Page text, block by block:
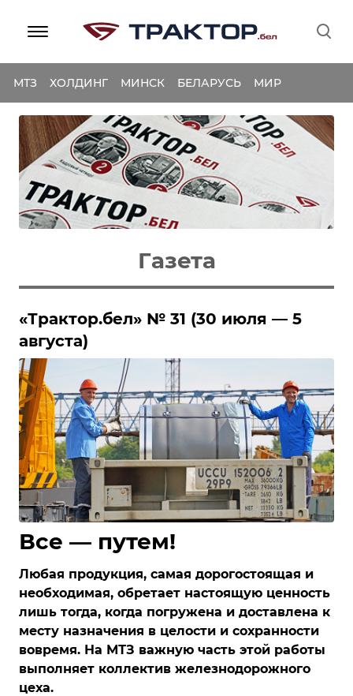
МТЗ ХОЛДИНГ МИНСК БЕЛАРУСЬ МИР
Газета
‎«Трактор.бел» № 31 (30 июля — 5
августа)
Все — путем!
Любая продукция, самая дорогостоящая и
необходимая, обретает настоящую ценность
лишь тогда, когда погружена и доставлена к
месту назначения в целости и сохранности
вовремя. На МТЗ важную часть этой работы
выполняет коллектив железнодорожного
цеха.